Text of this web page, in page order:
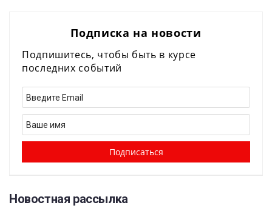
Подписка на новости
Подпишитесь, чтобы быть в курсе
последних событий
Новостная рассылка​